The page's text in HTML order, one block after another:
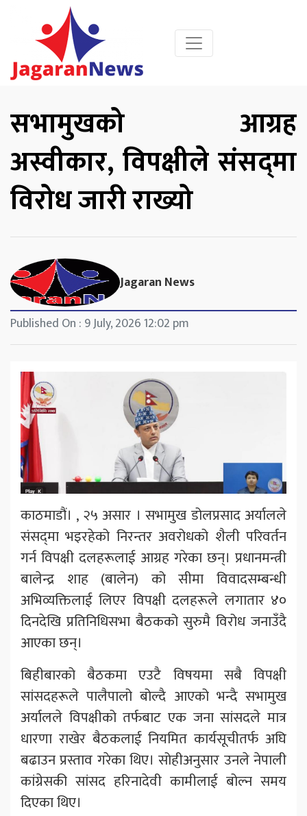
सभामुखको आग्रह
अस्वीकार, विपक्षीले संसद्‌मा
विरोध जारी राख्यो
Jagaran News
Published On : 9 July, 2026 12:02 pm
काठमाडौं। , २५ असार । सभामुख डोलप्रसाद अर्यालले
संसद्‌मा भइरहेको निरन्तर अवरोधको शैली परिवर्तन
गर्न विपक्षी दलहरूलाई आग्रह गरेका छन्। प्रधानमन्त्री
बालेन्द्र शाह (बालेन) को सीमा विवादसम्बन्धी
अभिव्यक्तिलाई लिएर विपक्षी दलहरूले लगातार ४०
दिनदेखि प्रतिनिधिसभा बैठकको सुरुमै विरोध जनाउँदै
आएका छन्।
बिहीबारको बैठकमा एउटै विषयमा सबै विपक्षी
सांसदहरूले पालैपालो बोल्दै आएको भन्दै सभामुख
अर्यालले विपक्षीको तर्फबाट एक जना सांसदले मात्र
धारणा राखेर बैठकलाई नियमित कार्यसूचीतर्फ अघि
बढाउन प्रस्ताव गरेका थिए। सोहीअनुसार उनले नेपाली
कांग्रेसकी सांसद हरिनादेवी कामीलाई बोल्न समय
दिएका थिए।